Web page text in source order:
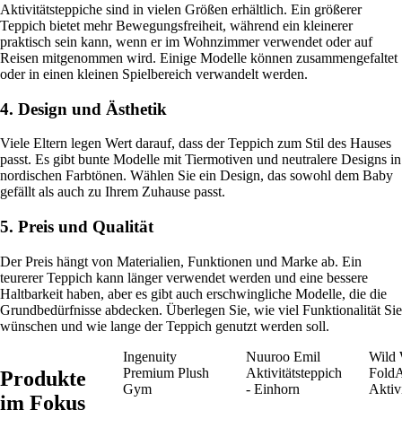
Aktivitätsteppiche sind in vielen Größen erhältlich. Ein größerer
Teppich bietet mehr Bewegungsfreiheit, während ein kleinerer
praktisch sein kann, wenn er im Wohnzimmer verwendet oder auf
Reisen mitgenommen wird. Einige Modelle können zusammengefaltet
oder in einen kleinen Spielbereich verwandelt werden.
4. Design und Ästhetik
Viele Eltern legen Wert darauf, dass der Teppich zum Stil des Hauses
passt. Es gibt bunte Modelle mit Tiermotiven und neutralere Designs in
nordischen Farbtönen. Wählen Sie ein Design, das sowohl dem Baby
gefällt als auch zu Ihrem Zuhause passt.
5. Preis und Qualität
Der Preis hängt von Materialien, Funktionen und Marke ab. Ein
teurerer Teppich kann länger verwendet werden und eine bessere
Haltbarkeit haben, aber es gibt auch erschwingliche Modelle, die die
Grundbedürfnisse abdecken. Überlegen Sie, wie viel Funktionalität Sie
wünschen und wie lange der Teppich genutzt werden soll.
Produkte
im Fokus
Ingenuity
Premium Plush
Gym
Nuuroo Emil
Aktivitätsteppich
- Einhorn
Wild